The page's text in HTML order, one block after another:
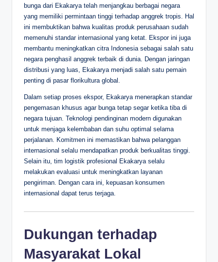
bunga dari Ekakarya telah menjangkau berbagai negara
yang memiliki permintaan tinggi terhadap anggrek tropis. Hal
ini membuktikan bahwa kualitas produk perusahaan sudah
memenuhi standar internasional yang ketat. Ekspor ini juga
membantu meningkatkan citra Indonesia sebagai salah satu
negara penghasil anggrek terbaik di dunia. Dengan jaringan
distribusi yang luas, Ekakarya menjadi salah satu pemain
penting di pasar florikultura global.
Dalam setiap proses ekspor, Ekakarya menerapkan standar
pengemasan khusus agar bunga tetap segar ketika tiba di
negara tujuan. Teknologi pendinginan modern digunakan
untuk menjaga kelembaban dan suhu optimal selama
perjalanan. Komitmen ini memastikan bahwa pelanggan
internasional selalu mendapatkan produk berkualitas tinggi.
Selain itu, tim logistik profesional Ekakarya selalu
melakukan evaluasi untuk meningkatkan layanan
pengiriman. Dengan cara ini, kepuasan konsumen
internasional dapat terus terjaga.
Dukungan terhadap
Masyarakat Lokal